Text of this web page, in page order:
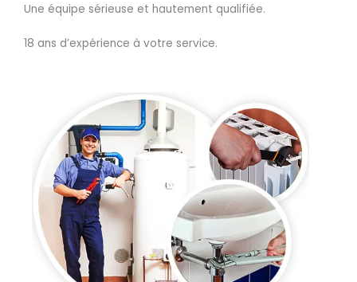
Une équipe sérieuse et hautement qualifiée.
18 ans d’expérience à votre service.